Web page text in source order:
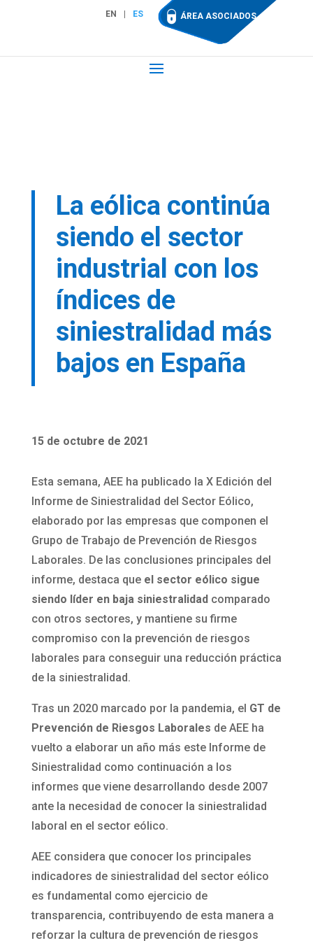
EN ES ÁREA ASOCIADOS
La eólica continúa
siendo el sector
industrial con los
índices de
siniestralidad más
bajos en España
15 de octubre de 2021
Esta semana, AEE ha publicado la X Edición del
Informe de Siniestralidad del Sector Eólico,
elaborado por las empresas que componen el
Grupo de Trabajo de Prevención de Riesgos
Laborales. De las conclusiones principales del
informe, destaca que el sector eólico sigue
siendo líder en baja siniestralidadcomparado
con otros sectores, y mantiene su firme
compromiso con la prevención de riesgos
laborales para conseguir una reducción práctica
de la siniestralidad.
Tras un 2020 marcado por la pandemia, el GT de
Prevención de Riesgos Laborales de AEE ha
vuelto a elaborar un año más este Informe de
Siniestralidad como continuación a los
informes que viene desarrollando desde 2007
ante la necesidad de conocer la siniestralidad
laboral en el sector eólico.
AEE considera que conocer los principales
indicadores de siniestralidad del sector eólico
es fundamental como ejercicio de
transparencia, contribuyendo de esta manera a
reforzar la cultura de prevención de riesgos